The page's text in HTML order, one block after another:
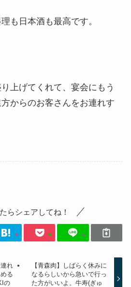
も日本酒も最高です。
上げてくれて、宴会にもう
からのお客さんをお連れす
らシェアしてね！
れ
る
の
【青森肉】しばらく休みに
なるらしいから急いで行っ
た方がいいよ。牛寿(ぎゅ